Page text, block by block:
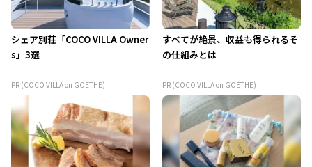
シェア別荘「COCO VILLA Owner
s」3選
PR (COCO VILLA on GOETHE)
すべてが絶景、収益も得られるそ
の仕組みとは
PR (COCO VILLA on GOETHE)